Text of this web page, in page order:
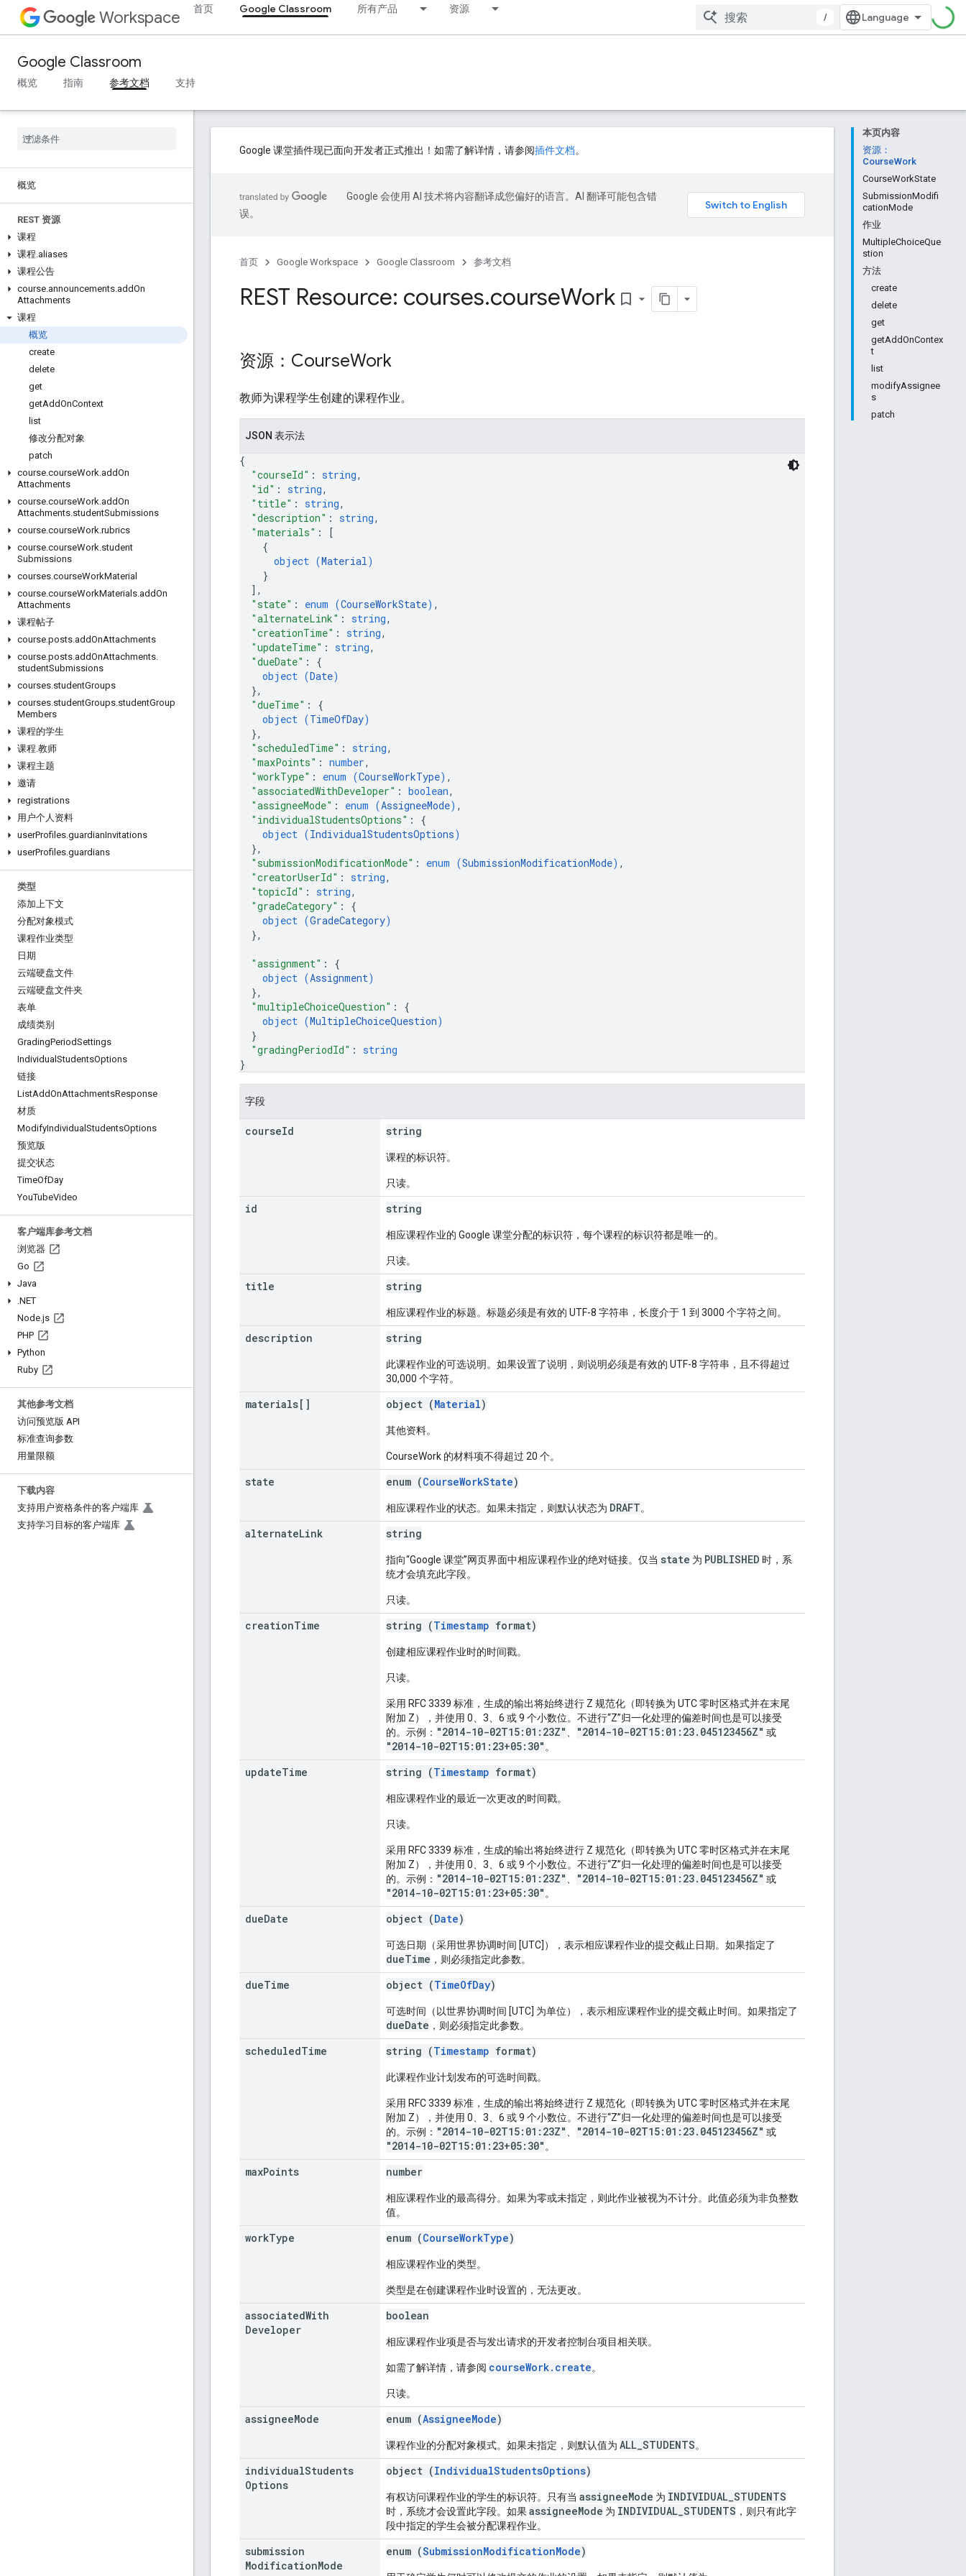
Workspace 首页 Google Classroom 所有产品 资源
/
Google Classroom
概览 指南 参考文档 支持
概览
REST 资源
课程
课程.aliases
课程公告
course.announcements.addOn
Attachments
课程
概览
create
delete
get
getAddOnContext
list
修改分配对象
patch
course.courseWork.addOn
Attachments
course.courseWork.addOn
Attachments.studentSubmissions
course.courseWork.rubrics
course.courseWork.student
Submissions
courses.courseWorkMaterial
course.courseWorkMaterials.addOn
Attachments
课程帖子
course.posts.addOnAttachments
course.posts.addOnAttachments.
studentSubmissions
courses.studentGroups
courses.studentGroups.studentGroup
Members
课程的学生
课程.教师
课程主题
邀请
registrations
用户个人资料
userProfiles.guardianInvitations
userProfiles.guardians
类型
添加上下文
分配对象模式
课程作业类型
日期
云端硬盘文件
云端硬盘文件夹
表单
成绩类别
GradingPeriodSettings
Individual StudentsOptions
链接
ListAddOnAttachmentsResponse
材质
ModifyIndividual StudentsOptions
预览版
提交状态
TimeOfDay
YouTubeVideo
客户端库参考文档
浏览器
Go
Java
.NET
Node.js
PHP
Python
Ruby
其他参考文档
访问预览版 API
标准查询参数
用量限额
下载内容
支持用户资格条件的客户端库
支持学习目标的客户端库
本页内容
资源：
CourseWork
CourseWorkState
SubmissionModifi
cationMode
作业
MultipleChoiceQue
stion
方法
create
delete
get
getAddOnContex
t
list
modifyAssignee
s
patch
Google 课堂插件现已面向开发者正式推出！如需了解详情，请参阅插件文档。
Google 会使用 AI 技术将内容翻译成您偏好的语言。AI 翻译可能包含错
误。
首页 Google Workspace Google Classroom 参考文档
REST Resource: courses.courseWork bookmark_border
资源：CourseWork
教师为课程学生创建的课程作业。
JSON 表示法
{
"courseId" : string,
"id" : string,
"title" : string,
"description" : string,
"materials" :
[
{
object (Material)
}
] ,
"state" : enum (CourseWorkState) ,
"alternateLink" : string,
"creationTime" : string,
"updateTime" : string,
"dueDate" : {
object (Date)
},
"dueTime" : {
object (TimeOfDay)
},
"scheduledTime" : string,
"maxPoints" : number,
"workType" : enum (CourseWorkType) ,
"associatedWithDeveloper" : boolean,
"assigneeMode" : enum (AssigneeMode) ,
"individualStudentsOptions" : {
object (IndividualStudentsOptions)
},
"submissionModificationMode" : enum (SubmissionModificationMode) ,
"creatorUserId" : string,
"topicId" : string,
"gradeCategory" : {
object (GradeCategory)
},
"assignment" : {
object (Assignment)
},
"multipleChoiceQuestion" : {
object (MultipleChoiceQuestion)
}
"gradingPeriodId" : string
}
字段
courseId string
课程的标识符。
只读。
id string
相应课程作业的 Google 课堂分配的标识符，每个课程的标识符都是唯一的。
只读。
title string
相应课程作业的标题。标题必须是有效的 UTF-8 字符串，长度介于 1 到 3000 个字符之间。
description string
此课程作业的可选说明。如果设置了说明，则说明必须是有效的 UTF-8 字符串，且不得超过
30,000 个字符。
materials[] object (Material)
其他资料。
CourseWork 的材料项不得超过 20 个。
state enum (CourseWorkState)
相应课程作业的状态。如果未指定，则默认状态为 DRAFT。
alternateLink string
指向“Google 课堂”网页界面中相应课程作业的绝对链接。仅当 state 为 PUBLISHED 时，系
统才会填充此字段。
只读。
creationTime string (Timestamp format)
创建相应课程作业时的时间戳。
只读。
采用 RFC 3339 标准，生成的输出将始终进行 Z 规范化（即转换为 UTC 零时区格式并在末尾
附加 Z），并使用 0、3、6 或 9 个小数位。不进行“Z”归一化处理的偏差时间也是可以接受
的。示例： "2014-10-02T15:01:23Z" "2014-10-02T15:01:23.045123456Z" 或
"2014-10-02T15:01:23+05:30" 。
updateTime string (Timestamp format)
相应课程作业的最近一次更改的时间戳。
只读。
采用 RFC 3339 标准，生成的输出将始终进行 Z 规范化（即转换为 UTC 零时区格式并在末尾
附加 Z），并使用 0、3、6 或 9 个小数位。不进行“Z”归一化处理的偏差时间也是可以接受
的。示例： "2014-10-02T15:01:23Z" "2014-10-02T15:01:23.045123456Z" 或
"2014-10-02T15:01:23+05:30" 。
dueDate object (Date)
可选日期（采用世界协调时间 [UTC]），表示相应课程作业的提交截止日期。如果指定了
dueTime ，则必须指定此参数。
dueTime object (TimeOfDay)
可选时间（以世界协调时间 [UTC] 为单位），表示相应课程作业的提交截止时间。如果指定了
dueDate ，则必须指定此参数。
scheduledTime string (Timestamp format)
此课程作业计划发布的可选时间戳。
采用 RFC 3339 标准，生成的输出将始终进行 Z 规范化（即转换为 UTC 零时区格式并在末尾
附加 Z），并使用 0、3、6 或 9 个小数位。不进行“Z”归一化处理的偏差时间也是可以接受
的。示例： "2014-10-02T15:01:23Z" "2014-10-02T15:01:23.045123456Z" 或
"2014-10-02T15:01:23+05:30" 。
maxPoints number
相应课程作业的最高得分。如果为零或未指定，则此作业被视为不计分。此值必须为非负整数
值。
workType enum (CourseWorkType)
相应课程作业的类型。
类型是在创建课程作业时设置的，无法更改。
associatedWith
Developer
boolean
相应课程作业项是否与发出请求的开发者控制台项目相关联。
如需了解详情，请参阅 courseWork.create。
只读。
assigneeMode enum (AssigneeMode)
课程作业的分配对象模式。如果未指定，则默认值为 ALL_STUDENTS。
individualStudents
Options
object (IndividualStudentsOptions)
有权访问课程作业的学生的标识符。只有当 assigneeMode 为 INDIVIDUAL_STUDENTS
时，系统才会设置此字段。如果assigneeMode 为 INDIVIDUAL_STUDENTS ，则只有此字
段中指定的学生会被分配课程作业。
submission
ModificationMode
enum (SubmissionModificationMode)